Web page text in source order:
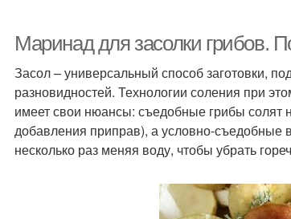
Маринад для засолки грибов.
Засол – универсальный способ заготовки,
разновидностей. Технологии соления при
имеет свои нюансы: съедобные грибы солят
добавления приправ), а условно-
несколько раз меняя воду, чтобы убрать